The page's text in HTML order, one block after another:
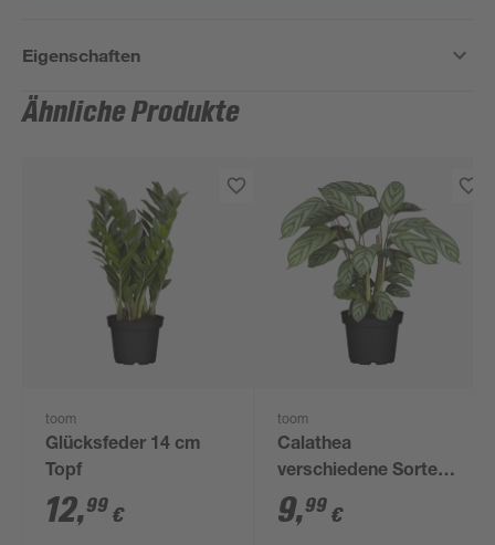
Eigenschaften
Ähnliche Produkte
toom
Glücksfeder 14 cm
Topf
12,99 €
toom
Calathea
verschiedene Sorten
14 cm Topf
9,99 €